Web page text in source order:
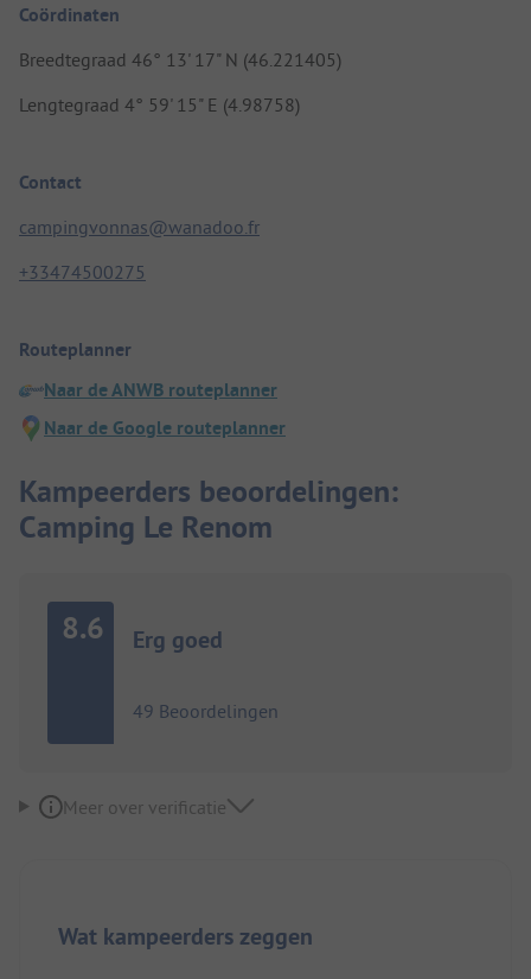
Coördinaten
Breedtegraad 46° 13' 17" N (46.221405)
Lengtegraad 4° 59' 15" E (4.98758)
Contact
campingvonnas@wanadoo.fr
+33474500275
Routeplanner
Naar de ANWB routeplanner
Naar de Google routeplanner
Kampeerders beoordelingen:
Camping Le Renom
8.6 Erg goed
49 Beoordelingen
Meer over verificatie
Wat kampeerders zeggen